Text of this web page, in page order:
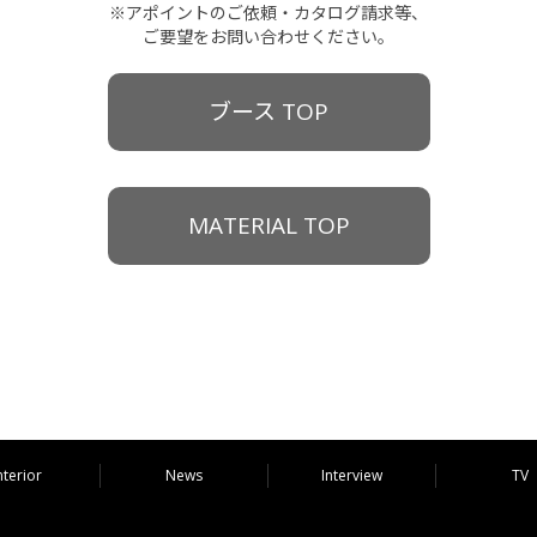
※アポイントのご依頼・カタログ請求等、
ご要望をお問い合わせください。
ブース TOP
MATERIAL TOP
News Interview TV